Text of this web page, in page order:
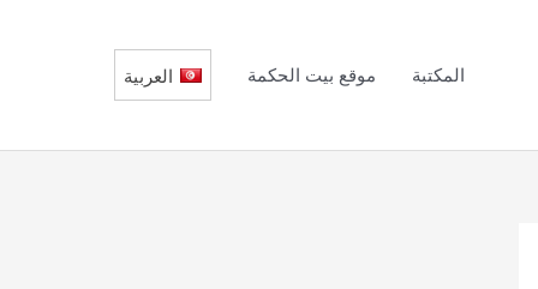
المكتبة موقع بيت الحكمة العربية